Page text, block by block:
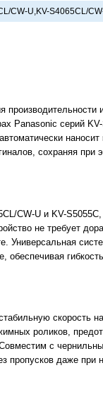
CW-U,KV-S4065CL/
Panasonic серий
сохраняя при
CW-U и KV-
не требует
Универсальная
обеспечивая
скорость
роликов,
с
пропусков даже при